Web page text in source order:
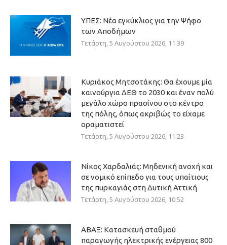
ΥΠΕΣ: Νέα εγκύκλιος για την Ψήφο
των Αποδήμων
Τετάρτη, 5 Αυγούστου 2026, 11:39
Κυριάκος Μητσοτάκης: Θα έχουμε μία
καινούργια ΔΕΘ το 2030 και έναν πολύ
μεγάλο χώρο πρασίνου στο κέντρο
της πόλης, όπως ακριβώς το είχαμε
οραματιστεί
Τετάρτη, 5 Αυγούστου 2026, 11:23
Νίκος Χαρδαλιάς: Μηδενική ανοχή και
σε νομικό επίπεδο για τους υπαίτιους
της πυρκαγιάς στη Δυτική Αττική
Τετάρτη, 5 Αυγούστου 2026, 10:52
ΑΒΑΞ: Κατασκευή σταθμού
παραγωγής ηλεκτρικής ενέργειας 800